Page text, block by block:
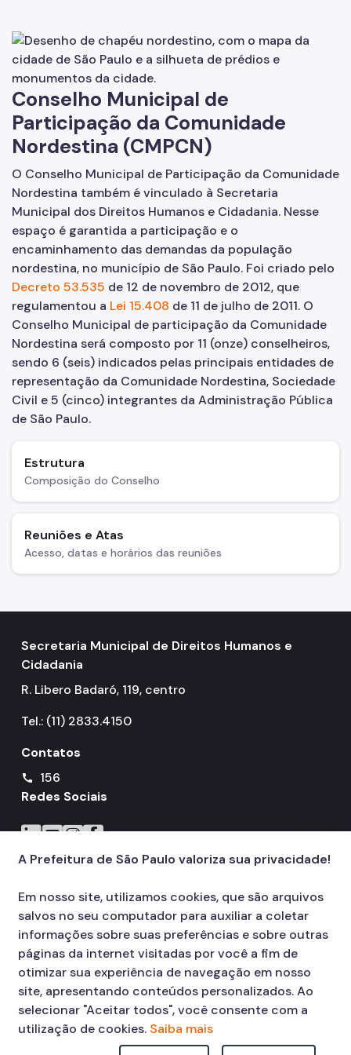
Prêmio Luiza Mahin
Rede de Atendimento
Centro de Referência de Promoção da Igualdade Racial
Sobre Igualdade Racial
Legislação
Publicações
Links Úteis
Conselho Municipal de
Participação da Comunidade
Nordestina (CMPCN)
O Conselho Municipal de Participação da Comunidade
Nordestina também é vinculado à Secretaria
Municipal dos Direitos Humanos e Cidadania. Nesse
espaço é garantida a participação e o
encaminhamento das demandas da população
nordestina, no município de São Paulo. Foi criado pelo
Decreto 53.535 de 12 de novembro de 2012, que
regulamentou a Lei 15.408 de 11 de julho de 2011. O
Conselho Municipal de participação da Comunidade
Nordestina será composto por 11 (onze) conselheiros,
sendo 6 (seis) indicados pelas principais entidades de
representação da Comunidade Nordestina, Sociedade
Civil e 5 (cinco) integrantes da Administração Pública
de São Paulo.
Estrutura
Composição do Conselho
Reuniões e Atas
Acesso, datas e horários das reuniões
Secretaria Municipal de Direitos Humanos e
Cidadania
R. Libero Badaró, 119, centro
Tel.: (11) 2833.4150
Contatos
call
156
Redes Sociais
Icone do LinkedIn
Icone do YouTube
Icone do Instagram
Icone do Facebook
A Prefeitura de São Paulo valoriza sua privacidade!
Em nosso site, utilizamos cookies, que são arquivos
salvos no seu computador para auxiliar a coletar
informações sobre suas preferências e sobre outras
páginas da internet visitadas por você a fim de
otimizar sua experiência de navegação em nosso
site, apresentando conteúdos personalizados. Ao
selecionar "Aceitar todos", você consente com a
utilização de cookies. Saiba mais